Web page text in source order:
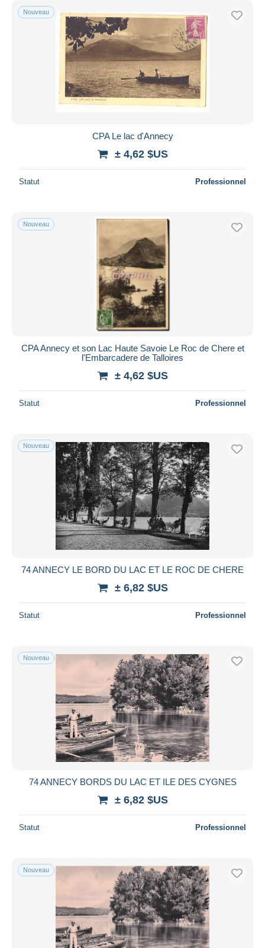
Nouveau
CPA Le lac d'Annecy
± 4,62 $US
Statut Professionnel
Nouveau
CPA Annecy et son Lac Haute Savoie Le Roc de Chere et
l'Embarcadere de Talloires
± 4,62 $US
Statut Professionnel
Nouveau
74 ANNECY LE BORD DU LAC ET LE ROC DE CHERE
± 6,82 $US
Statut Professionnel
Nouveau
74 ANNECY BORDS DU LAC ET ILE DES CYGNES
± 6,82 $US
Statut Professionnel
Nouveau